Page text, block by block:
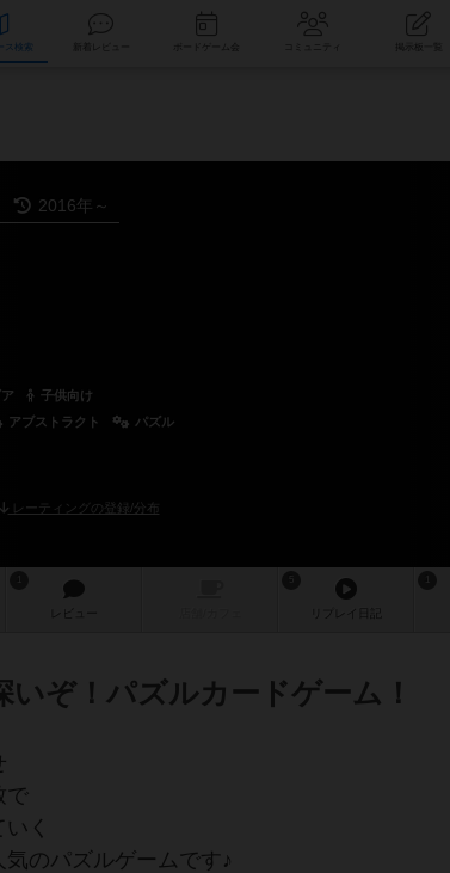
データベース コミュニティ
2016年～
子供向け
アブストラクト
パズル
レーティングの登録/分布
レビュー
いぞ！パズルカードゲーム！
で
く
のパズルゲームです♪